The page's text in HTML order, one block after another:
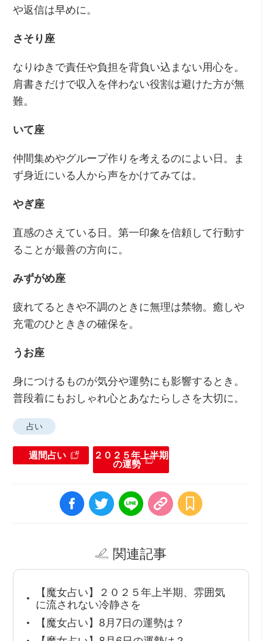
や返信は早めに。
さそり座
なりゆきで責任や負担を背負い込まない用心を。
肩書きだけで収入を伴わない役割は避けた方が無
難。
いて座
仲間集めやグループ作りを考えるのによい日。ま
ず身近にいる人から声をかけてみては。
やぎ座
直感のさえている日。第一印象を信頼して行動す
ることが最善の方向に。
みずがめ座
疲れてるときや不調のときに無理は禁物。癒しや
充電のひとききの確保を。
うお座
身につけるものが気分や運勢にも影響するとき。
普段着にもおしゃれ心とあなたらしさを大切に。
占い
週間占い ２０２５年上半期
の運勢
関連記事
【魔女占い】２０２５年上半期、雰囲気
に流されない冷静さを
【魔女占い】8月7日の運勢は？